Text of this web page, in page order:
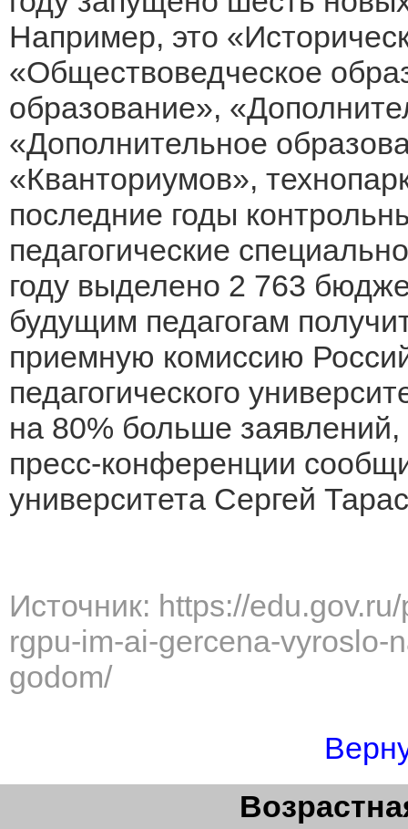
Например, это
«Обществоведческое
образование»,
«Дополнительное
«Кванториумов»,
последние годы
педагогические
году выделено 2 763
будущим педагогам
приемную комиссию
педагогического
на 80% больше
пресс-конференции
университета Сергей
Источник: https://
rgpu-im-ai-gercena-vyroslo-
godom/